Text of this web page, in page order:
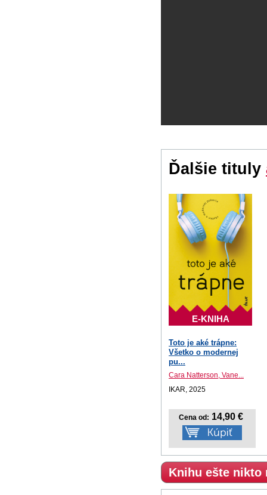
Ďalšie tituly
E-KNIHA
Toto je aké trápne:
Všetko o modernej
pu...
Cara Natterson, Vane...
IKAR, 2025
Cena od: 14,90 €
Knihu ešte nikto